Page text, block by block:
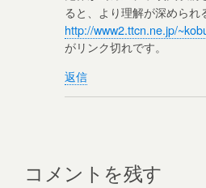
ると、より理解が深められ
http://www2.ttcn.ne.jp/
がリンク切れです。
返信
コメントを残す